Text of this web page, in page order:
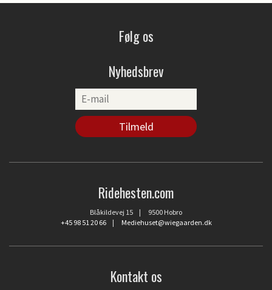
Følg os
Nyhedsbrev
Ridehesten.com
Blåkildevej 15 | 9500 Hobro
+45 98 51 20 66| Mediehuset@wiegaarden.dk
Kontakt os